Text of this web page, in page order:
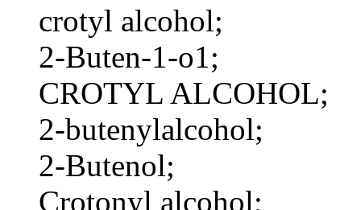
crotyl alcohol;
2-Buten-1-o1;
CROTYL ALCOHOL;
2-butenylalcohol;
2-Butenol;
Crotonyl alcohol;